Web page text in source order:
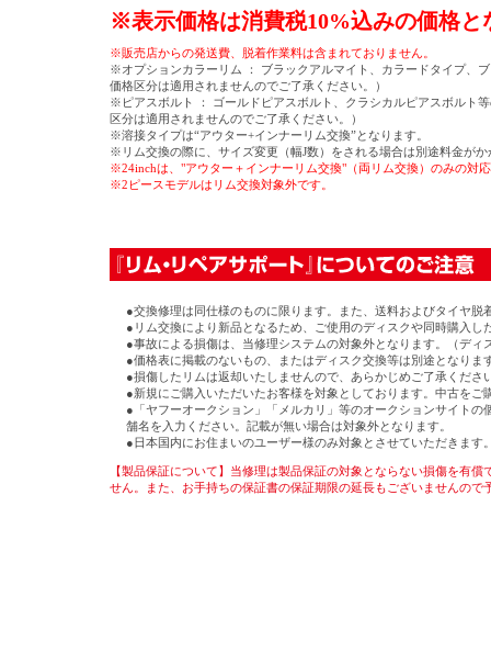
※表示価格は消費税10%込みの価格と
※販売店からの発送費、脱着作業料は含まれておりません。
※オプションカラーリム ： ブラックアルマイト、カラードタイプ、
価格区分は適用されませんのでご了承ください。）
※ピアスボルト ： ゴールドピアスボルト、クラシカルピアスボルト
区分は適用されませんのでご了承ください。）
※溶接タイプは“アウター+インナーリム交換”となります。
※リム交換の際に、サイズ変更（幅J数）をされる場合は別途料金がか
※24inchは、"アウター＋インナーリム交換"（両リム交換）のみの対
※2ピースモデルはリム交換対象外です。
●交換修理は同仕様のものに限ります。また、送料およびタイヤ脱
●リム交換により新品となるため、ご使用のディスクや同時購入
●事故による損傷は、当修理システムの対象外となります。（デ
●価格表に掲載のないもの、またはディスク交換等は別途となり
●損傷したリムは返却いたしませんので、あらかじめご了承くださ
●新規にご購入いただいたお客様を対象としております。中古を
●「ヤフーオークション」「メルカリ」等のオークションサイト
舗名を入力ください。記載が無い場合は対象外となります。
●日本国内にお住まいのユーザー様のみ対象とさせていただきます
【製品保証について】当修理は製品保証の対象とならない損傷を有
せん。また、お手持ちの保証書の保証期限の延長もございませんので